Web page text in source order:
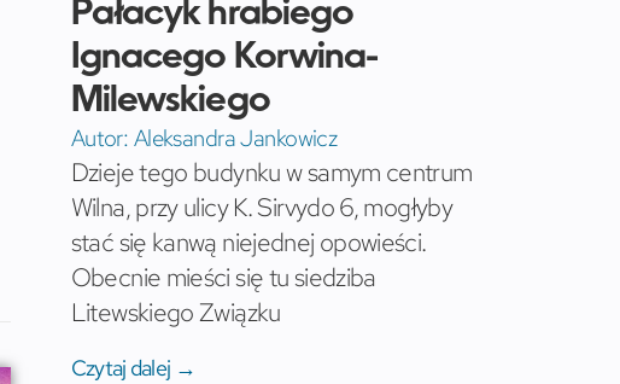
Pałacyk hrabiego
Ignacego Korwina-
Milewskiego
Autor: Aleksandra Jankowicz
Dzieje tego budynku w samym centrum
Wilna, przy ulicy K. Sirvydo 6, mogłyby
stać się kanwą niejednej opowieści.
Obecnie mieści się tu siedziba
Litewskiego Związku
Czytaj dalej →